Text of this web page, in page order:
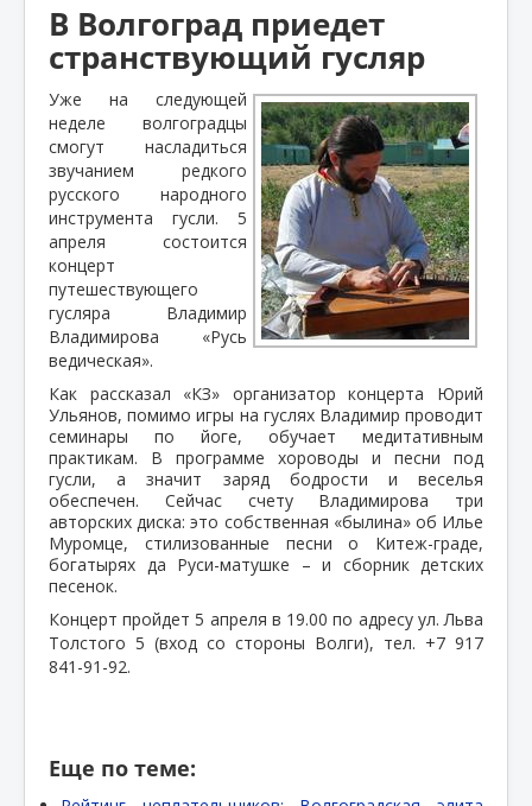
В Волгоград приедет
странствующий гусляр
Уже на следующей
неделе волгоградцы
смогут насладиться
звучанием редкого
русского народного
инструмента гусли. 5
апреля состоится
концерт
путешествующего
гусляра Владимир
Владимирова «Русь
ведическая».
Как рассказал «КЗ» организатор концерта Юрий
Ульянов, помимо игры на гуслях Владимир проводит
семинары по йоге, обучает медитативным
практикам. В программе хороводы и песни под
гусли, а значит заряд бодрости и веселья
обеспечен. Сейчас счету Владимирова три
авторских диска: это собственная «былина» об Илье
Муромце, стилизованные песни о Китеж-граде,
богатырях да Руси-матушке – и сборник детских
песенок.
Концерт пройдет 5 апреля в 19.00 по адресу ул. Льва
Толстого 5 (вход со стороны Волги), тел. +7 917
841-91-92.
Еще по теме: